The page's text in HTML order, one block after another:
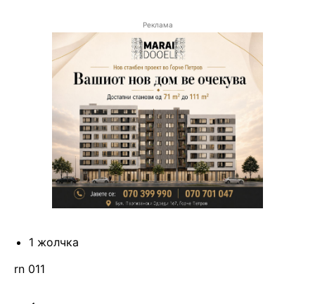
Реклама
1 жолчка
rn 011